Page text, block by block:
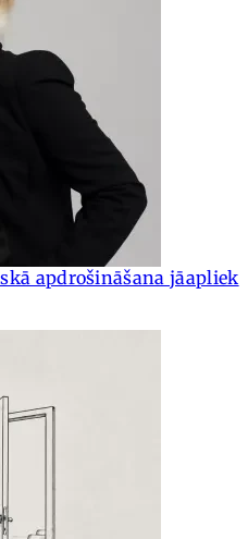
apdrošināšana jāapliek